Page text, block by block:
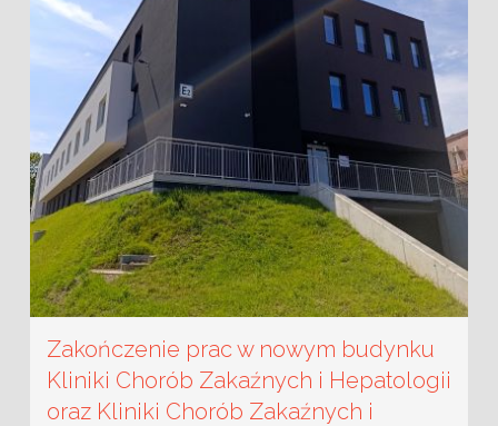
Zakończenie prac w nowym budynku
Kliniki Chorób Zakaźnych i Hepatologii
oraz Kliniki Chorób Zakaźnych i